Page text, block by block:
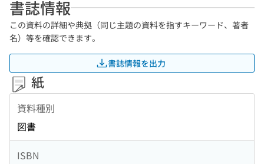
書誌情報
この資料の詳細や典拠（同じ主題の資料を指すキーワード、著者
名）等を確認できます。
書誌情報を出力
紙
資料種別
図書
ISBN